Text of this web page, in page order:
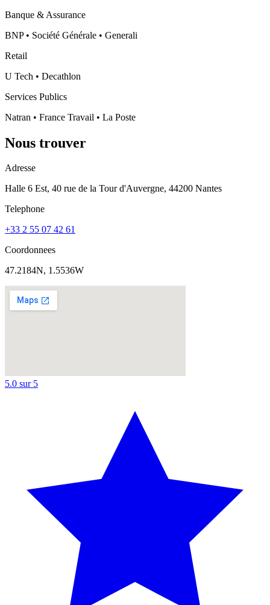
Banque & Assurance
BNP • Société Générale • Generali
Retail
U Tech • Decathlon
Services Publics
Natran • France Travail • La Poste
Nous trouver
Adresse
Halle 6 Est, 40 rue de la Tour d'Auvergne, 44200 Nantes
Telephone
+33 2 55 07 42 61
Coordonnees
47.2184N, 1.5536W
5.0 sur 5